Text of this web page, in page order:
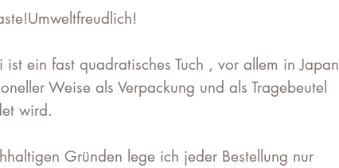
ist ein fast quadratisches Tuch , vor allem in Japan
Weise als Verpackung und als Tragebeutel
wird.
Gründen lege ich jeder Bestellung nur